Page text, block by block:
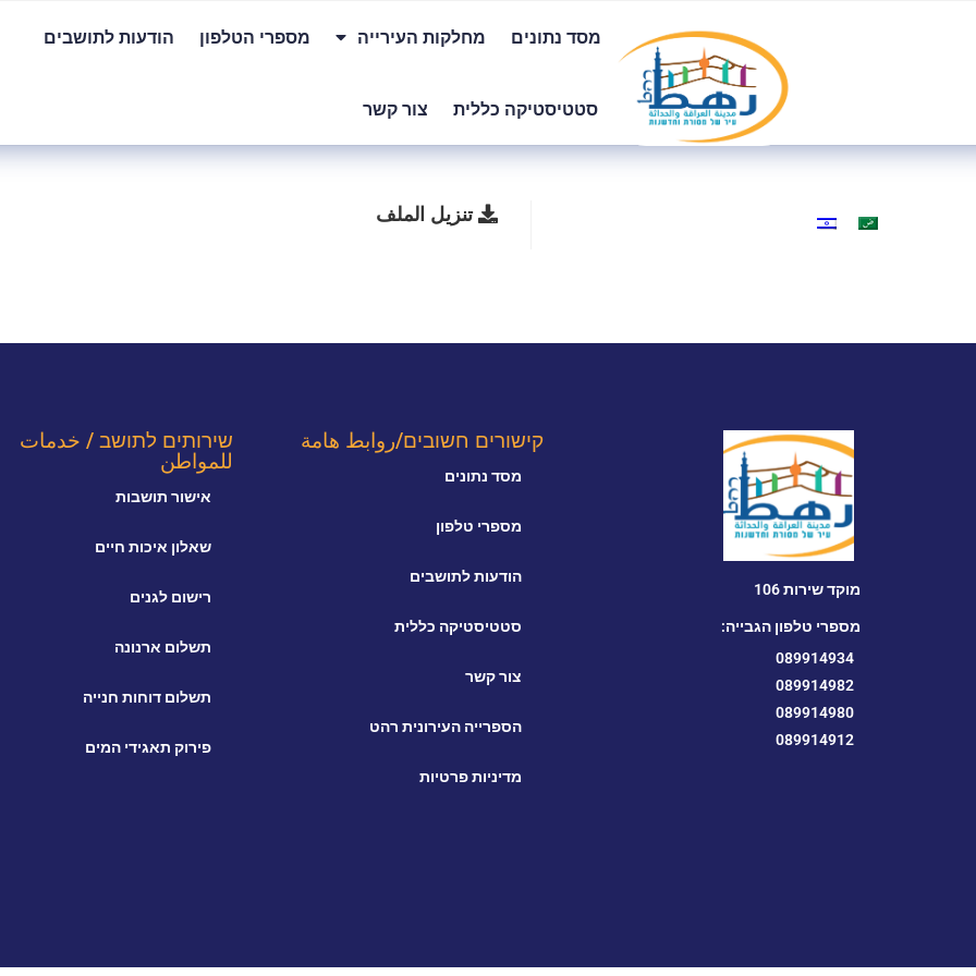
מסד נתונים מחלקות העירייה מספרי הטלפון הודעות לתושבים
סטטיסטיקה כללית צור קשר
تنزيل الملف
מוקד שירות 106
מספרי טלפון הגבייה:
089914934
089914982
089914980
089914912
קישורים חשובים/روابط هامة
מסד נתונים
מספרי טלפון
הודעות לתושבים
סטטיסטיקה כללית
צור קשר
הספרייה העירונית רהט
מדיניות פרטיות
שירותים לתושב / خدمات
للمواطن
אישור תושבות
שאלון איכות חיים
רישום לגנים
תשלום ארנונה
תשלום דוחות חנייה
פירוק תאגידי המים